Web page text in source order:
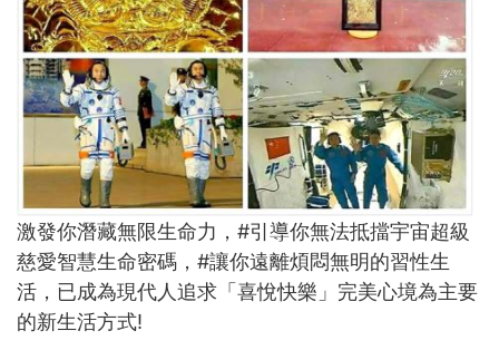
激發你潛藏無限生命力，#引導你無法抵擋宇宙超級
慈愛智慧生命密碼，#讓你遠離煩悶無明的習性生
活，已成為現代人追求「喜悅快樂」完美心境為主要
的新生活方式!